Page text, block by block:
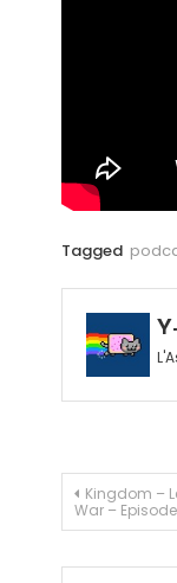
Tagged
Kingdom –
War – Episode